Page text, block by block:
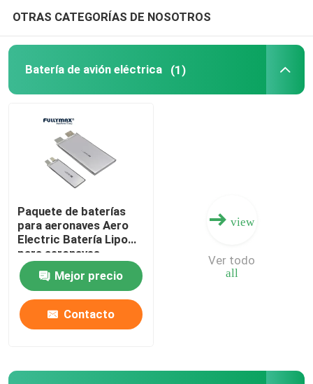
Batería de cigarrillo electrónico
Batería de litio de la fuente de alimentación
OTRAS CATEGORÍAS DE NOSOTROS
Batería de avión eléctrica (1)
Paquete de baterías
para aeronaves Aero
Electric Batería Lipo
para aeronaves
tripuladas Batería
FullmaxMejor precio
Contacto
view
all
Ver todo